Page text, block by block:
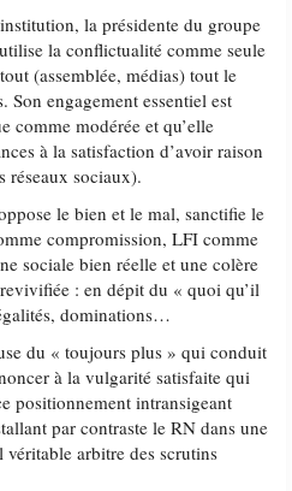
la présidente du groupe
la conflictualité comme seule
(assemblée, médias) tout le
engagement essentiel est
comme modérée et qu’elle
à la satisfaction d’avoir raison
réseaux sociaux).
le bien et le mal, sanctifie le
compromission, LFI comme
sociale bien réelle et une colère
: en dépit du « quoi qu’il
dominations…
du « toujours plus » qui conduit
à la vulgarité satisfaite qui
positionnement intransigeant
par contraste le RN dans une
arbitre des scrutins